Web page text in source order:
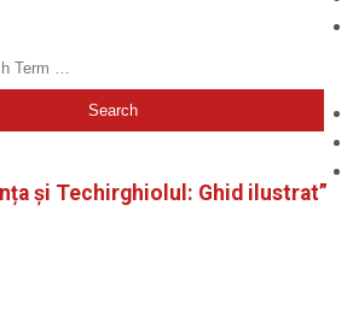
și Techirghiolul: Ghid ilustrat”